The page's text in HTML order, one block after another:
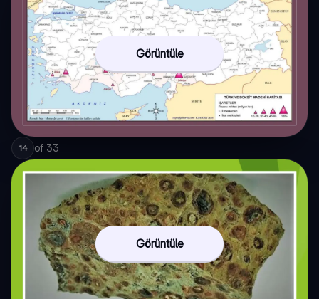
Görüntüle
14 of 33
Görüntüle